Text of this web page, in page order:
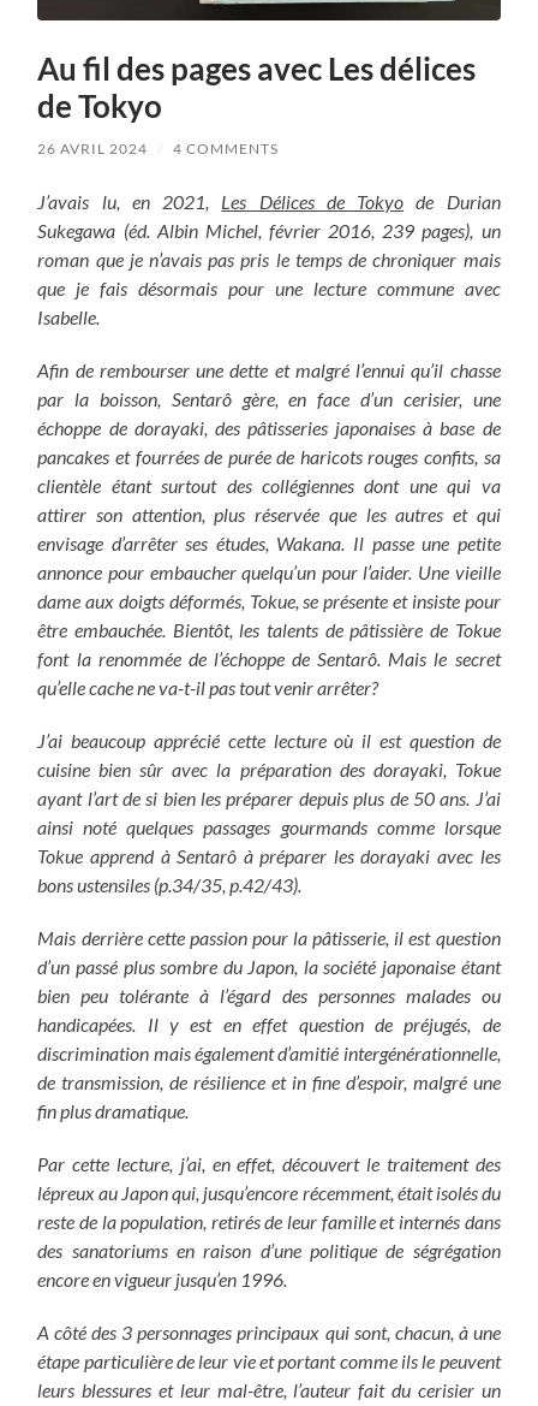
Au fil des pages avec Les délices
de Tokyo
26 AVRIL 2024 / 4 COMMENTS
J’avais lu, en 2021, Les Délices de Tokyo de Durian
Sukegawa (éd. Albin Michel, février 2016, 239 pages), un
roman que je n’avais pas pris le temps de chroniquer mais
que je fais désormais pour une lecture commune avec
Isabelle.
Afin de rembourser une dette et malgré l’ennui qu’il chasse
par la boisson, Sentarô gère, en face d’un cerisier, une
échoppe de dorayaki, des pâtisseries japonaises à base de
pancakes et fourrées de purée de haricots rouges confits, sa
clientèle étant surtout des collégiennes dont une qui va
attirer son attention, plus réservée que les autres et qui
envisage d’arrêter ses études, Wakana. Il passe une petite
annonce pour embaucher quelqu’un pour l’aider. Une vieille
dame aux doigts déformés, Tokue, se présente et insiste pour
être embauchée. Bientôt, les talents de pâtissière de Tokue
font la renommée de l’échoppe de Sentarô. Mais le secret
qu’elle cache ne va-t-il pas tout venir arrêter?
J’ai beaucoup apprécié cette lecture où il est question de
cuisine bien sûr avec la préparation des dorayaki, Tokue
ayant l’art de si bien les préparer depuis plus de 50 ans. J’ai
ainsi noté quelques passages gourmands comme lorsque
Tokue apprend à Sentarô à préparer les dorayaki avec les
bons ustensiles (p.34/35, p.42/43).
Mais derrière cette passion pour la pâtisserie, il est question
d’un passé plus sombre du Japon, la société japonaise étant
bien peu tolérante à l’égard des personnes malades ou
handicapées. Il y est en effet question de préjugés, de
discrimination mais également d’amitié intergénérationnelle,
de transmission, de résilience et in fine d’espoir, malgré une
fin plus dramatique.
Par cette lecture, j’ai, en effet, découvert le traitement des
lépreux au Japon qui, jusqu’encore récemment, était isolés du
reste de la population, retirés de leur famille et internés dans
des sanatoriums en raison d’une politique de ségrégation
encore en vigueur jusqu’en 1996.
A côté des 3 personnages principaux qui sont, chacun, à une
étape particulière de leur vie et portant comme ils le peuvent
leurs blessures et leur mal-être, l’auteur fait du cerisier un